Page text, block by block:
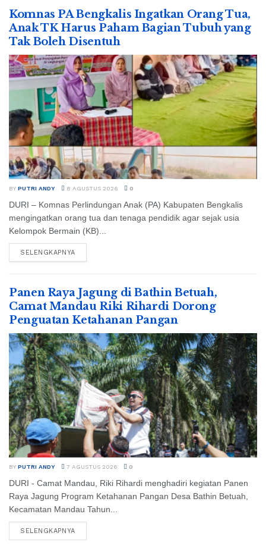
Komnas PA Bengkalis Ingatkan Orang Tua,
Anak TK Harus Paham Bagian Tubuh yang
Tak Boleh Disentuh
BY PUTRI ANDY 8 AGUSTUS 2026 0
DURI – Komnas Perlindungan Anak (PA) Kabupaten Bengkalis
mengingatkan orang tua dan tenaga pendidik agar sejak usia
Kelompok Bermain (KB)...
SELENGKAPNYA
Panen Raya Jagung di Bathin Betuah,
Camat Mandau Riki Rihardi Dorong
Penguatan Ketahanan Pangan
BY PUTRI ANDY 7 AGUSTUS 2026 0
DURI - Camat Mandau, Riki Rihardi menghadiri kegiatan Panen
Raya Jagung Program Ketahanan Pangan Desa Bathin Betuah,
Kecamatan Mandau Tahun...
SELENGKAPNYA